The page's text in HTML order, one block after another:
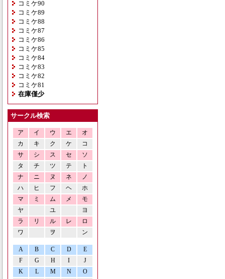
コミケ90
コミケ89
コミケ88
コミケ87
コミケ86
コミケ85
コミケ84
コミケ83
コミケ82
コミケ81
在庫僅少
サークル検索
ア イ ウ エ
オ
カ
キ ク ケ
コ
サ
シ ス セ
ソ
タ
チ ツ テ
ト
ナ
ニ ヌ ネ
ノ
ハ
ヒ フ ヘ
ホ
マ
ミ ム メ
モ
ヤ
ユ
ヨ
ラ
リ ル レ
ロ
ワ
ヲ ン
A B C D
E
F
G H I
J
K
L M N O